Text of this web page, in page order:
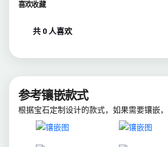
喜欢收藏
共 0 人喜欢
参考镶嵌款式
根据宝石定制设计的款式，如果需要镶嵌